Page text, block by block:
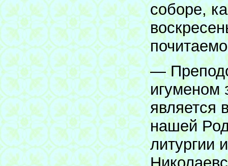
соборе,
—
игуменом
является
нашей
литургии